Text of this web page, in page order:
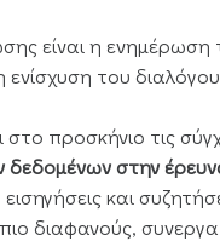
είναι η ενημέρωση
ενίσχυση του
προσκήνιο τις
δεδομένων στην
και
διαφανούς,